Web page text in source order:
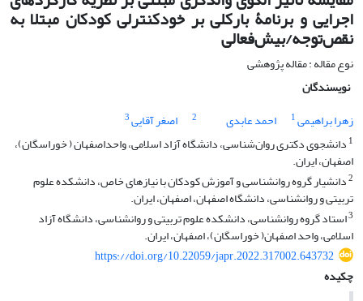
اجرایی و برنامۀ بارکلی بر خودکنترلی کودکان مبتلا به
نقص‌توجه/بیش‌فعالی
نوع مقاله : مقاله پژوهشی
نویسندگان
زهرا براهیمی1 احمد عابدی 2 اصغر آقایی3
1 دانشجوی دکتری روان‌شناسی، دانشگاه آزاد اسلامی، واحداصفهان ( خوراسگان)،
اصفهان، ایران.
2دانشیار گروه روانشناسی و آموزش کودکان با نیازهای خاص، دانشکده علوم
تربیتی و روانشناسی، دانشگاه اصفهان، اصفهان، ایران.
3استاد گروه روانشناسی، دانشکده علوم تربیتی و روانشناسی، دانشگاه آزاد
اسلامی، واحد اصفهان( خوراسگان)، اصفهان، ایران.
https://doi.org/10.22059/japr.2022.317002.643732
چکیده